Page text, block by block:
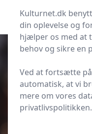
Start søgning
Udgivet i Krydsordbog
Musiker
Kulturnet.dk
din oplevelse og
hjælper os med at
behov og sikre en
Ved at fortsætte
automatisk, at vi
mere om vores
privatlivspolitikken.